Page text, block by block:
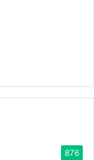
876